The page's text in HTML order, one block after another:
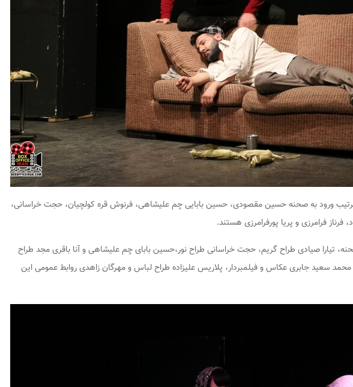
ترتیب ورود به صحنه حسین مقصودی، حسین بابایی چم علیشاهی، فرنوش قره کولچیان، حجت خراسانی،
فرناز فرامرزی و پریا پورفرامرزی هستند.
تیارا صیادی طراح گریم، حجت خراسانی طراح نور،حسین بابای چم علیشاهی و آنا باقری مجد طراح
سعید جابری عکاس و فیلمبردار، پلاریس علیزاده طراح لباس و مهرگان زاهدی روابط عمومی این